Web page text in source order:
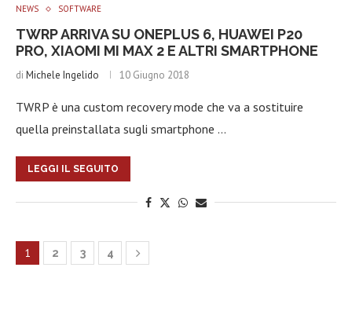
NEWS SOFTWARE
TWRP ARRIVA SU ONEPLUS 6, HUAWEI P20
PRO, XIAOMI MI MAX 2 E ALTRI SMARTPHONE
di Michele Ingelido 10 Giugno 2018
TWRP è una custom recovery mode che va a sostituire
quella preinstallata sugli smartphone …
LEGGI IL SEGUITO
1 2 3 4